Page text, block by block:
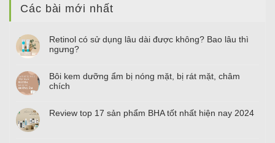
Các bài mới nhất
Retinol có sử dụng lâu dài được không? Bao lâu thì
ngưng?
Bôi kem dưỡng ẩm bị nóng mặt, bị rát mặt, châm
chích
Review top 17 sản phẩm BHA tốt nhất hiện nay 2024